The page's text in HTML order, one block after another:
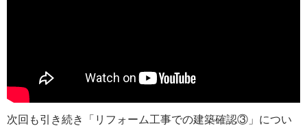
次回も引き続き「リフォーム工事での建築確認③」につい